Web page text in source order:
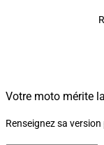
Votre moto mérite
Renseignez sa